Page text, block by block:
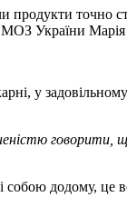
продукти точно
України Марія
у
говорити,
додому, це